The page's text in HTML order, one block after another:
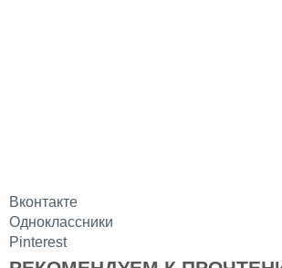
Вконтакте
Одноклассники
Pinterest